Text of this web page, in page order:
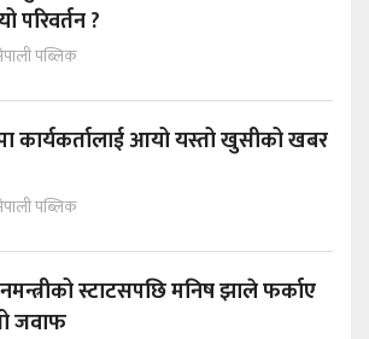
परिवर्तन ?
पब्लिक
कार्यकर्तालाई आयो यस्तो खुसीको खबर
पब्लिक
स्टाटसपछि मनिष झाले फर्काए
जवाफ